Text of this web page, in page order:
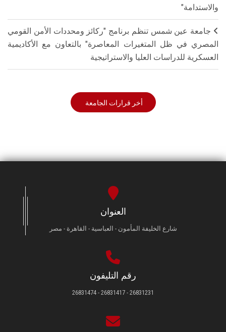
والاستدامة"
جامعة عين شمس تنظم برنامج "ركائز ومحددات الأمن القومي
المصري في ظل المتغيرات المعاصرة" بالتعاون مع الأكاديمية
العسكرية للدراسات العليا والاستراتيجية
أخر قرارات الجامعة
العنوان
شارع الخليفة المأمون - العباسية - القاهرة - مصر
رقم التليفون
26831231 - 26831417 - 26831474